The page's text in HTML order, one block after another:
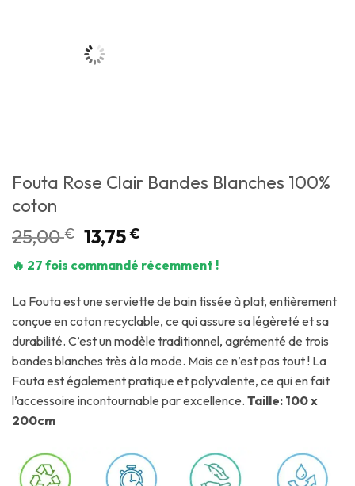
Fouta Rose Clair Bandes Blanches 100%
coton
25,00€ 13,75€
🔥 27 fois commandé récemment !
La Fouta est une serviette de bain tissée à plat, entièrement
conçue en coton recyclable, ce qui assure sa légèreté et sa
durabilité. C’est un modèle traditionnel, agrémenté de trois
bandes blanches très à la mode. Mais ce n’est pas tout ! La
Fouta est également pratique et polyvalente, ce qui en fait
l’accessoire incontournable par excellence. Taille: 100 x
200cm